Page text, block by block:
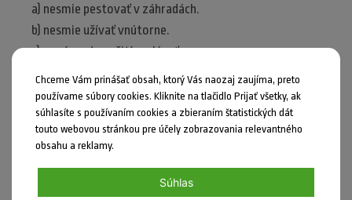
a) nesmie pestovať v záhradách.
b) nesmie užívať vnútorne.
c) musí pred použitím olúpať.
6. Obsahuje účinné látky, ktoré:
a) liečia zápal spojiviek.
b) napomáhajú tráveniu.
c) pomáhajú pri hojení kostí a rán.
1A, 2C, 3B, 4A, 5B, 6C
Chceme Vám prinášať obsah, ktorý Vás naozaj zaujíma, preto
používame súbory cookies. Kliknite na tlačidlo Prijať všetky, ak
súhlasíte s používaním cookies a zbieraním štatistických dát
touto webovou stránkou pre účely zobrazovania relevantného
obsahu a reklamy.
Súhlas